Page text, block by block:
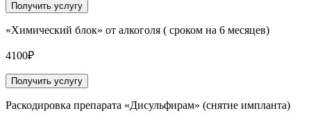
Получить услугу
«Химический блок» от алкоголя ( сроком на 6 месяцев)
4100₽
Получить услугу
Раскодировка препарата «Дисульфирам» (снятие импланта)